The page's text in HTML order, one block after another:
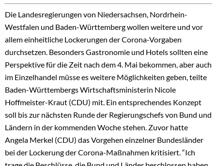
Die Landesregierungen von Niedersachsen, Nordrhein-
Westfalen und Baden-Württemberg wollen weitere und vor
allem einheitliche Lockerungen der Corona-Vorgaben
durchsetzen. Besonders Gastronomie und Hotels sollten eine
Perspektive für die Zeit nach dem 4. Mai bekommen, aber auch
im Einzelhandel müsse es weitere Möglichkeiten geben, teilte
Baden-Württembergs Wirtschaftsministerin Nicole
Hoffmeister-Kraut (CDU) mit. Ein entsprechendes Konzept
soll bis zur nächsten Runde der Regierungschefs von Bund und
Ländern in der kommenden Woche stehen. Zuvor hatte
Angela Merkel (CDU) das Vorgehen einzelner Bundesländer
bei der Lockerung der Corona-Maßnahmen kritisiert. “Ich